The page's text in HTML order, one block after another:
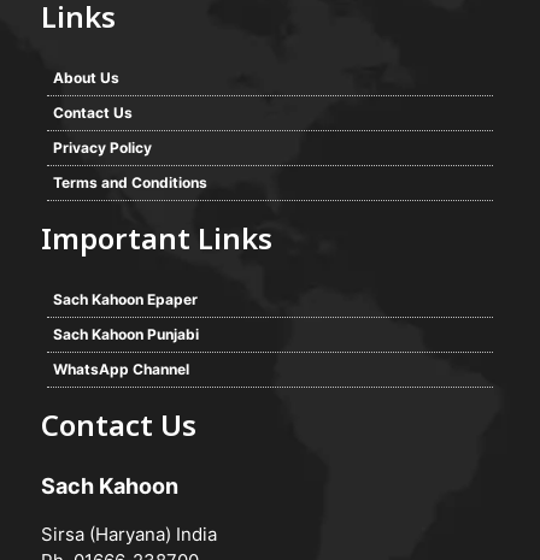
Links
About Us
Contact Us
Privacy Policy
Terms and Conditions
Important Links
Sach Kahoon Epaper
Sach Kahoon Punjabi
WhatsApp Channel
Contact Us
Sach Kahoon
Sirsa (Haryana) India